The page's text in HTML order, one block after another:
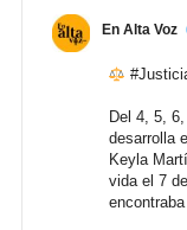
En Alta Voz
Del 4, 5,
desarrolla
Keyla
vida el 7